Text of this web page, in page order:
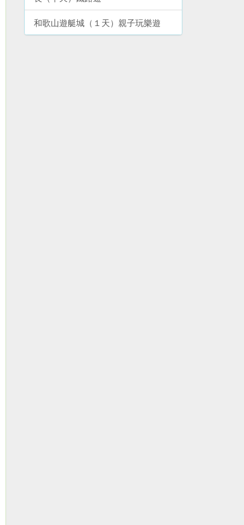
和歌山遊艇城（１天）親子玩樂遊